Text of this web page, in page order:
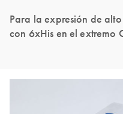
Para la expresión de
con 6xHis en el extremo